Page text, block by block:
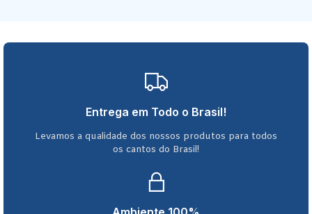
Entrega em Todo o Brasil!
Levamos a qualidade dos nossos produtos para todos
os cantos do Brasil!